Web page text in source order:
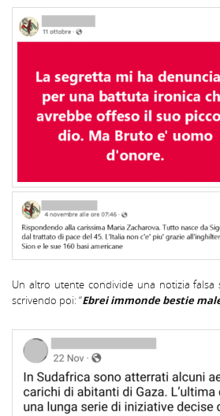
Un altro utente condivide una notizia falsa
scrivendo poi: “Ebrei immonde bestie